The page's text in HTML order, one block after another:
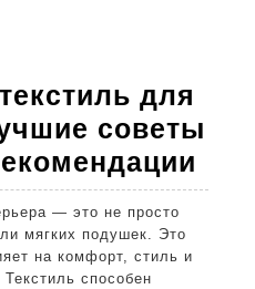
для
советы
мягких подушек. Это
на комфорт, стиль и
способен